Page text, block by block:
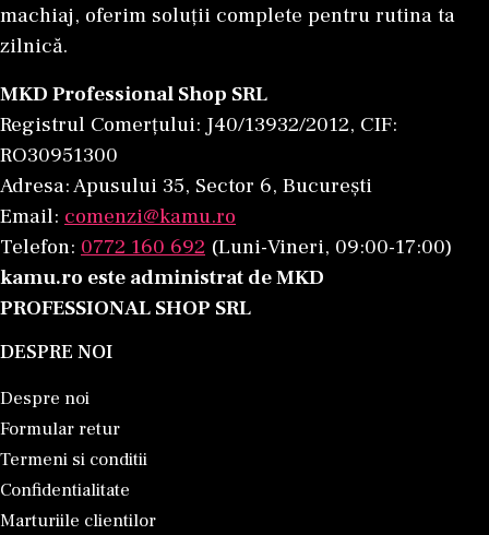
machiaj, oferim soluții complete pentru rutina ta
zilnică.
MKD Professional Shop SRL
Registrul Comerțului: J40/13932/2012, CIF:
RO30951300
Adresa: Apusului 35, Sector 6, București
Email: comenzi@kamu.ro
Telefon: 0772 160 692 (Luni-Vineri, 09:00-17:00)
kamu.ro este administrat de MKD
PROFESSIONAL SHOP SRL
DESPRE NOI
Despre noi
Formular retur
Termeni si conditii
Confidentialitate
Marturiile clientilor